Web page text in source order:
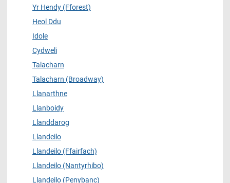
Yr Hendy (Fforest)
Heol Ddu
Idole
Cydweli
Talacharn
Talacharn (Broadway)
Llanarthne
Llanboidy
Llanddarog
Llandeilo
Llandeilo (Ffairfach)
Llandeilo (Nantyrhibo)
Llandeilo (Penybanc)